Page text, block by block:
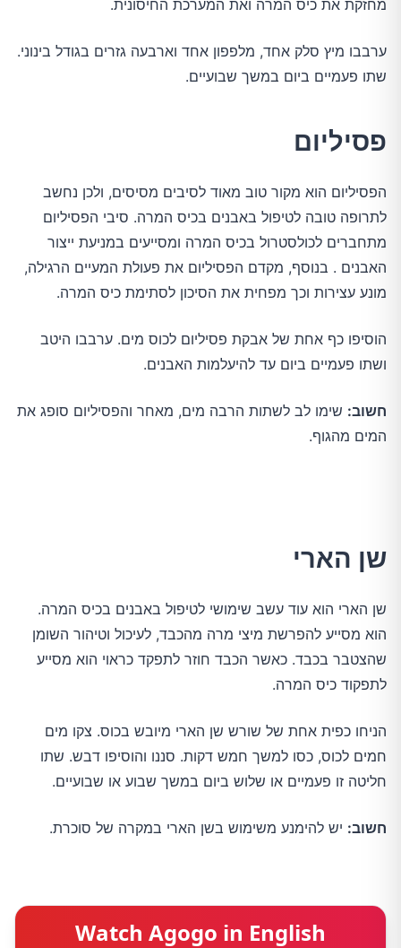
מחזקת את כיס המרה ואת המערכת החיסונית.
ערבבו מיץ סלק אחד, מלפפון אחד וארבעה גזרים בגודל בינוני.
שתו פעמיים ביום במשך שבועיים.
פסיליום
הפסיליום הוא מקור טוב מאוד לסיבים מסיסים, ולכן נחשב
לתרופה טובה לטיפול באבנים בכיס המרה. סיבי הפסיליום
מתחברים לכולסטרול בכיס המרה ומסייעים במניעת ייצור
האבנים . בנוסף, מקדם הפסיליום את פעולת המעיים הרגילה,
מונע עצירות וכך מפחית את הסיכון לסתימת כיס המרה.
הוסיפו כף אחת של אבקת פסיליום לכוס מים. ערבבו היטב
ושתו פעמיים ביום עד להיעלמות האבנים.
חשוב: שימו לב לשתות הרבה מים, מאחר והפסיליום סופג את
המים מהגוף.
שן הארי
שן הארי הוא עוד עשב שימושי לטיפול באבנים בכיס המרה.
הוא מסייע להפרשת מיצי מרה מהכבד, לעיכול וטיהור השומן
שהצטבר בכבד. כאשר הכבד חוזר לתפקד כראוי הוא מסייע
לתפקוד כיס המרה.
הניחו כפית אחת של שורש שן הארי מיובש בכוס. צקו מים
חמים לכוס, כסו למשך חמש דקות. סננו והוסיפו דבש. שתו
חליטה זו פעמיים או שלוש ביום במשך שבוע או שבועיים.
חשוב: יש להימנע משימוש בשן הארי במקרה של סוכרת.
Watch Agogo in English